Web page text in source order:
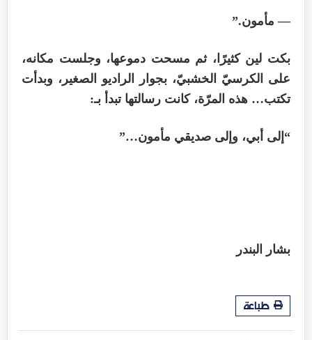
— مأمون.”
بكت لين كثيرًا، ثم مسحت دموعها، وجلست مكانه،
على الكرسيّ الخشبيّ، بجوار الراديو الصغير، وبدأت
تكتب… هذه المرّة، كانت رسالتها تبدأ بـ:
“إلى أبي، وإلى صديقي مأمون…”
بشار البندر
طباعة